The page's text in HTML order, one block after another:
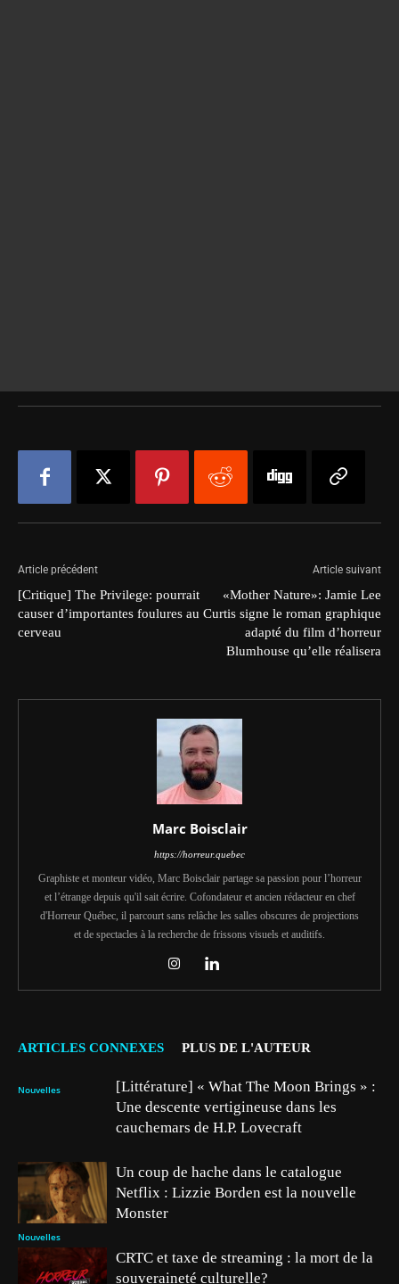
Article précédent
[Critique] The Privilege: pourrait
causer d’importantes foulures au
cerveau
Article suivant
«Mother Nature»: Jamie Lee
Curtis signe le roman graphique
adapté du film d’horreur
Blumhouse qu’elle réalisera
Marc Boisclair
https://horreur.quebec
Graphiste et monteur vidéo, Marc Boisclair partage sa passion pour l’horreur
et l’étrange depuis qu'il sait écrire. Cofondateur et ancien rédacteur en chef
d'Horreur Québec, il parcourt sans relâche les salles obscures de projections
et de spectacles à la recherche de frissons visuels et auditifs.
ARTICLES CONNEXES PLUS DE L'AUTEUR
Nouvelles
[Littérature] « What The Moon Brings » :
Une descente vertigineuse dans les
cauchemars de H.P. Lovecraft
Nouvelles
Un coup de hache dans le catalogue
Netflix : Lizzie Borden est la nouvelle
Monster
CRTC et taxe de streaming : la mort de la
souveraineté culturelle?